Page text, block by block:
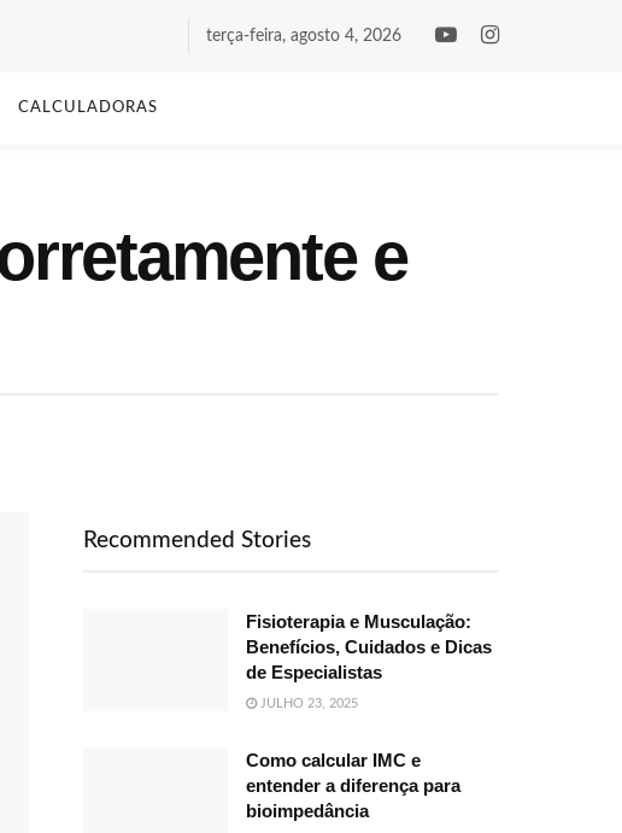
terça-feira, agosto 4, 2026
CALCULADORAS
e
Recommended Stories
Fisioterapia e Musculação:
Benefícios, Cuidados e Dicas
de Especialistas
JULHO 23, 2025
Como calcular IMC e
entender a diferença para
bioimpedância